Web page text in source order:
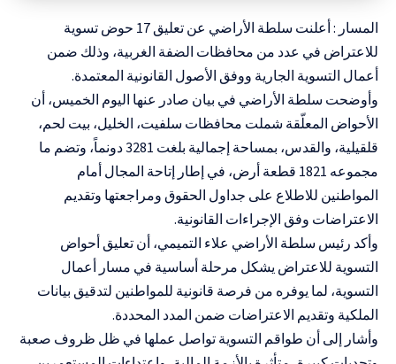
المسار : أعلنت سلطة الأراضي عن تعليق 17 حوض تسوية
للاعتراض في عدد من محافظات الضفة الغربية، وذلك ضمن
أعمال التسوية الجارية ووفق الأصول القانونية المعتمدة.
وأوضحت سلطة الأراضي في بيان صادر عنها اليوم الخميس، أن
الأحواض المعلّقة شملت محافظات سلفيت، الخليل، بيت لحم،
قلقيلية، والقدس، بمساحة إجمالية بلغت 3281 دونماً، وتضم ما
مجموعه 1821 قطعة أرض، في إطار إتاحة المجال أمام
المواطنين للاطلاع على جداول الحقوق ومراجعتها وتقديم
الاعتراضات وفق الإجراءات القانونية.
وأكد رئيس سلطة الأراضي علاء التميمي، أن تعليق أحواض
التسوية للاعتراض يشكل مرحلة أساسية في مسار أعمال
التسوية، لما يوفره من فرصة قانونية للمواطنين لتدقيق بيانات
الملكية وتقديم الاعتراضات ضمن المدد المحددة.
وأشار إلى أن طواقم التسوية تواصل عملها في ظل ظروف صعبة